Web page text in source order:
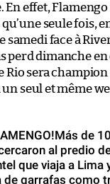
effet, Flamengo
seule fois,
samedi face à
perd dimanche
Rio sera champion
un seul et même
de
al predio
que viaja a Lima
de garrafas como